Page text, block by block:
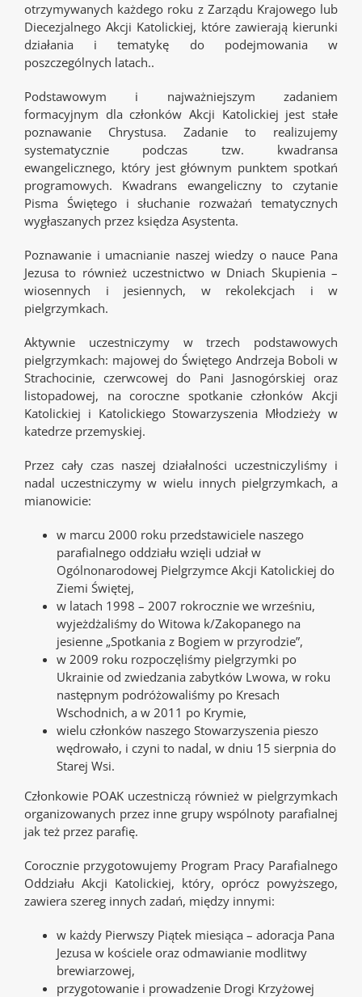
otrzymywanych każdego roku z Zarządu Krajowego lub
Diecezjalnego Akcji Katolickiej, które zawierają kierunki
działania i tematykę do podejmowania w
poszczególnych latach..
Podstawowym i najważniejszym zadaniem
formacyjnym dla członków Akcji Katolickiej jest stałe
poznawanie Chrystusa. Zadanie to realizujemy
systematycznie podczas tzw. kwadransa
ewangelicznego, który jest głównym punktem spotkań
programowych. Kwadrans ewangeliczny to czytanie
Pisma Świętego i słuchanie rozważań tematycznych
wygłaszanych przez księdza Asystenta.
Poznawanie i umacnianie naszej wiedzy o nauce Pana
Jezusa to również uczestnictwo w Dniach Skupienia –
wiosennych i jesiennych, w rekolekcjach i w
pielgrzymkach.
Aktywnie uczestniczymy w trzech podstawowych
pielgrzymkach: majowej do Świętego Andrzeja Boboli w
Strachocinie, czerwcowej do Pani Jasnogórskiej oraz
listopadowej, na coroczne spotkanie członków Akcji
Katolickiej i Katolickiego Stowarzyszenia Młodzieży w
katedrze przemyskiej.
Przez cały czas naszej działalności uczestniczyliśmy i
nadal uczestniczymy w wielu innych pielgrzymkach, a
mianowicie:
w marcu 2000 roku przedstawiciele naszego
parafialnego oddziału wzięli udział w
Ogólnonarodowej Pielgrzymce Akcji Katolickiej do
Ziemi Świętej,
w latach 1998 – 2007 rokrocznie we wrześniu,
wyjeżdżaliśmy do Witowa k/Zakopanego na
jesienne „Spotkania z Bogiem w przyrodzie”,
w 2009 roku rozpoczęliśmy pielgrzymki po
Ukrainie od zwiedzania zabytków Lwowa, w roku
następnym podróżowaliśmy po Kresach
Wschodnich, a w 2011 po Krymie,
wielu członków naszego Stowarzyszenia pieszo
wędrowało, i czyni to nadal, w dniu 15 sierpnia do
Starej Wsi.
Członkowie POAK uczestniczą również w pielgrzymkach
organizowanych przez inne grupy wspólnoty parafialnej
jak też przez parafię.
Corocznie przygotowujemy Program Pracy Parafialnego
Oddziału Akcji Katolickiej, który, oprócz powyższego,
zawiera szereg innych zadań, między innymi:
w każdy Pierwszy Piątek miesiąca – adoracja Pana
Jezusa w kościele oraz odmawianie modlitwy
brewiarzowej,
przygotowanie i prowadzenie Drogi Krzyżowej